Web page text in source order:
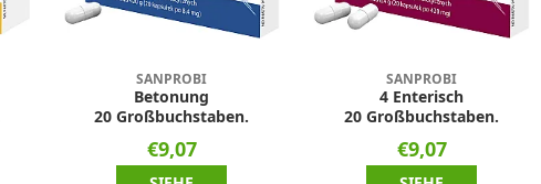
SANPROBI
Betonung
20 Großbuchstaben.
€9,07
SANPROBI
4 Enterisch
20 Großbuchstaben.
€9,07